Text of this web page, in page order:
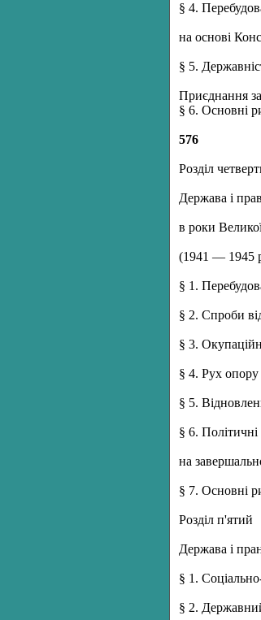
§ 4.
на основі
§ 5.
Приєднання
§ 6. Основні
576
Розділ
Держава і
в роки
(1941 — 1945
§ 1.
§ 2. Спроби
§ 3.
§ 4. Рух
§ 5.
§ 6. Політичні
на
§ 7. Основні
Розділ п'ятий
Держава і
§ 1.
§ 2.